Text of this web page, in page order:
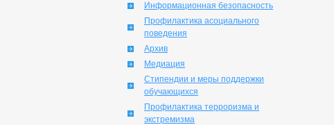
Информационная безопасность
Профилактика асоциального
поведения
Архив
Медиация
Стипендии и меры поддержки
обучающихся
Профилактика терроризма и
экстремизма